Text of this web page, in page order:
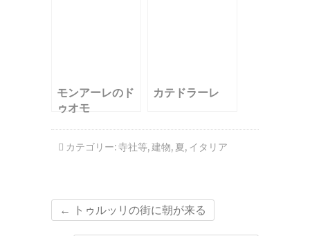
モンアーレのド
ゥオモ
カテドラーレ
カテゴリー:寺社等,建物, 夏, イタリア
← トゥルッリの街に朝が来る